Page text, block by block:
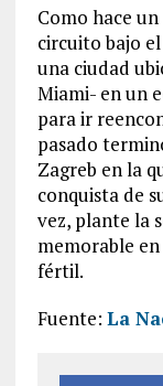
Como hace
circuito bajo
una ciudad
Miami- en un
para ir
pasado
Zagreb en la
conquista de
vez, plante la
memorable
fértil.
Fuente: La